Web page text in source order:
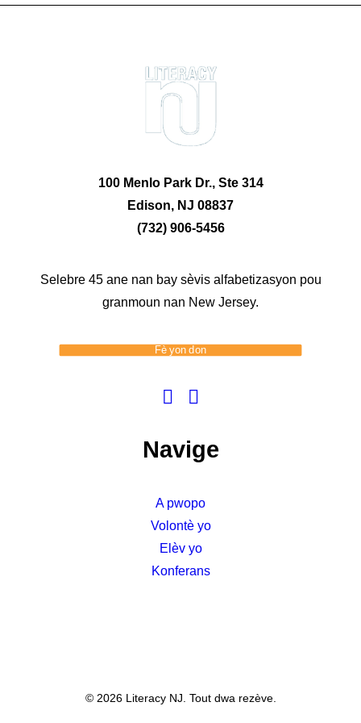
100 Menlo Park Dr., Ste 314
Edison, NJ 08837
(732) 906-5456
Selebre 45 ane nan bay sèvis alfabetizasyon pou
granmoun nan New Jersey.
Fè yon don
Navige
A pwopo
Volontè yo
Elèv yo
Konferans
© 2026 Literacy NJ. Tout dwa rezève.